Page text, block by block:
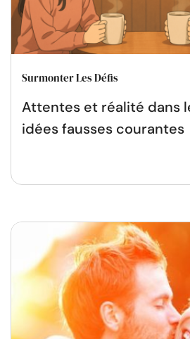
Surmonter Les Défis
Attentes et réalité dans
idées fausses courantes